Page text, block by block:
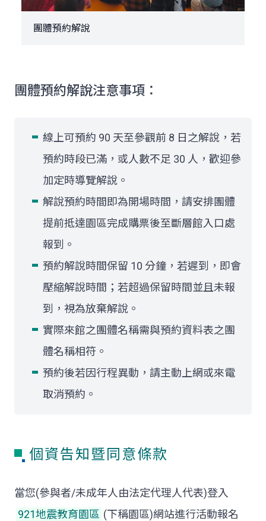
團體預約解說
團體預約解說注意事項：
線上可預約 90 天至參觀前 8 日之解說，若
預約時段已滿，或人數不足 30 人，歡迎參
加定時導覽解說。
解說預約時間即為開場時間，請安排團體
提前抵達園區完成購票後至斷層館入口處
報到。
預約解說時間保留 10 分鐘，若遲到，即會
壓縮解說時間；若超過保留時間並且未報
到，視為放棄解說。
實際來館之團體名稱需與預約資料表之團
體名稱相符。
預約後若因行程異動，請主動上網或來電
取消預約。
個資告知暨同意條款
當您(參與者/未成年人由法定代理人代表)登入
921地震教育園區 (下稱園區)網站進行活動報名